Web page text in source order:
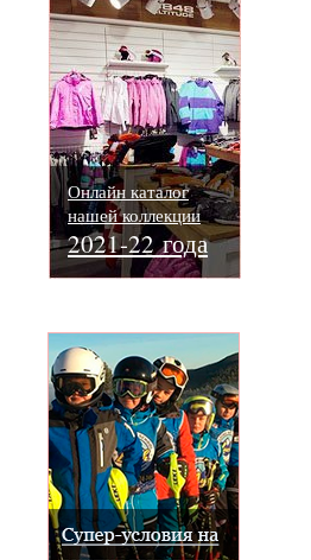
Онлайн каталог
нашей коллекции
2021-22 года